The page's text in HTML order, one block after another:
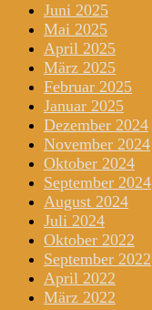
Juni 2025
Mai 2025
April 2025
März 2025
Februar 2025
Januar 2025
Dezember 2024
November 2024
Oktober 2024
September 2024
August 2024
Juli 2024
Oktober 2022
September 2022
April 2022
März 2022